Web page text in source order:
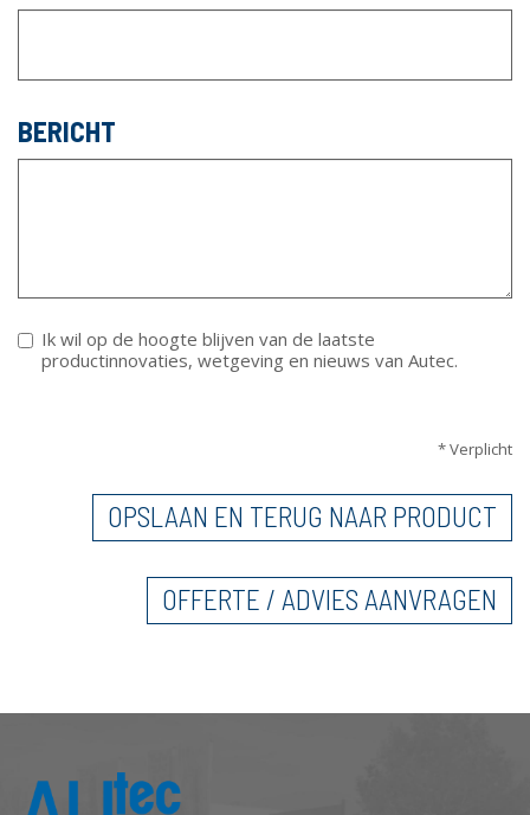
BERICHT
Ik wil op de hoogte blijven van de laatste
productinnovaties, wetgeving en nieuws van Autec.
* Verplicht
OPSLAAN EN TERUG NAAR PRODUCT
OFFERTE / ADVIES AANVRAGEN